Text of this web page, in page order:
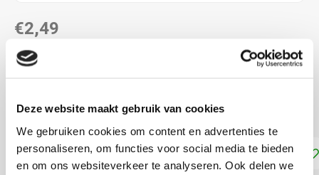
Deze website maakt gebruik van cookies
We gebruiken cookies om content en advertenties te
personaliseren, om functies voor social media te bieden
en om ons websiteverkeer te analyseren. Ook delen we
€2,49
DIRECT LEVERBAAR
Lees meer
Toevoegen aan winkelwagen